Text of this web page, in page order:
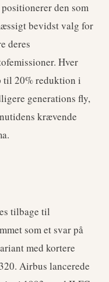
den som
bevidst valg for
deres
Hver
til 20% reduktion i
generations fly,
krævende
tilbage til
som et svar på
med kortere
Airbus lancerede